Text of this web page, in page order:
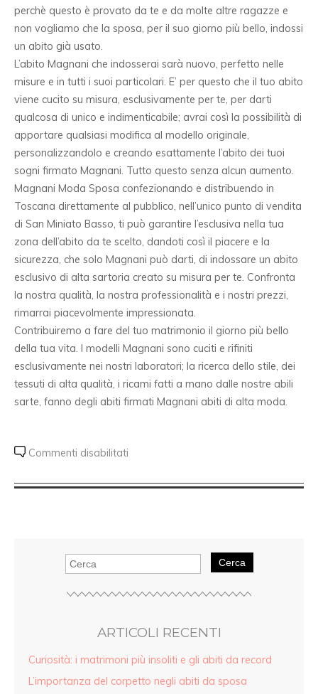
perchè questo è provato da te e da molte altre ragazze e
non vogliamo che la sposa, per il suo giorno più bello, indossi
un abito già usato.
L’abito Magnani che indosserai sarà nuovo, perfetto nelle
misure e in tutti i suoi particolari. E’ per questo che il tuo abito
viene cucito su misura, esclusivamente per te, per darti
qualcosa di unico e indimenticabile; avrai così la possibilità di
apportare qualsiasi modifica al modello originale,
personalizzandolo e creando esattamente l’abito dei tuoi
sogni firmato Magnani. Tutto questo senza alcun aumento.
Magnani Moda Sposa confezionando e distribuendo in
Toscana direttamente al pubblico, nell’unico punto di vendita
di San Miniato Basso, ti può garantire l’esclusiva nella tua
zona dell’abito da te scelto, dandoti così il piacere e la
sicurezza, che solo Magnani può darti, di indossare un abito
esclusivo di alta sartoria creato su misura per te. Confronta
la nostra qualità, la nostra professionalità e i nostri prezzi,
rimarrai piacevolmente impressionata.
Contribuiremo a fare del tuo matrimonio il giorno più bello
della tua vita. I modelli Magnani sono cuciti e rifiniti
esclusivamente nei nostri laboratori; la ricerca dello stile, dei
tessuti di alta qualità, i ricami fatti a mano dalle nostre abili
sarte, fanno degli abiti firmati Magnani abiti di alta moda.
Commenti disabilitati
Cerca
ARTICOLI RECENTI
Curiosità: i matrimoni più insoliti e gli abiti da record
L’importanza del corpetto negli abiti da sposa